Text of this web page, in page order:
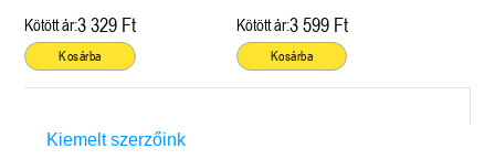
Kötött ár:3 329 Ft
Kosárba
Kötött ár:3 599 Ft
Kosárba
Kiemelt szerzőink